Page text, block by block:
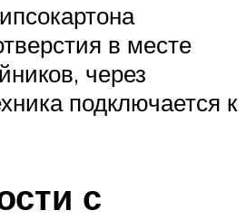
в месте
через
подключается к
с